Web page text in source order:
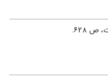
ص ۶۲۸.